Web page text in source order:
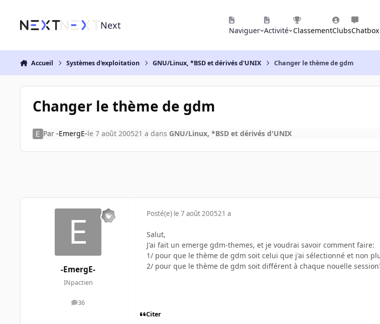
Next Naviguer Activité ClassementClubsChatbox
Accueil Systèmes d'exploitation GNU/Linux, *BSD et dérivés d'UNIX Changer le thème de gdm
Changer le thème de gdm
Par -EmergE-le 7 août 200521 a dans GNU/Linux, *BSD et dérivés d'UNIX
-EmergE-
INpactien
36
messages
Posté(e) le 7 août 200521 a
Salut,
J'ai fait un emerge gdm-themes, et je voudrai savoir comment faire:
1/ pour que le thème de gdm soit celui que j'ai sélectionné et non
2/ pour que le thème de gdm soit différent à chaque nouelle
Citer